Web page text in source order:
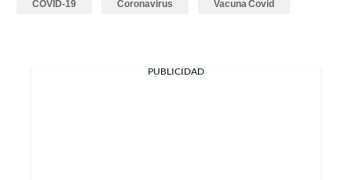
COVID-19 Coronavirus Vacuna Covid
PUBLICIDAD